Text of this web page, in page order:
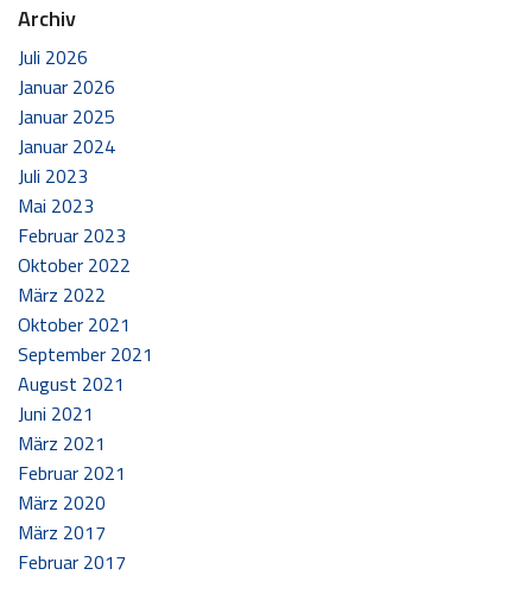
Archiv
Juli 2026
Januar 2026
Januar 2025
Januar 2024
Juli 2023
Mai 2023
Februar 2023
Oktober 2022
März 2022
Oktober 2021
September 2021
August 2021
Juni 2021
März 2021
Februar 2021
März 2020
März 2017
Februar 2017